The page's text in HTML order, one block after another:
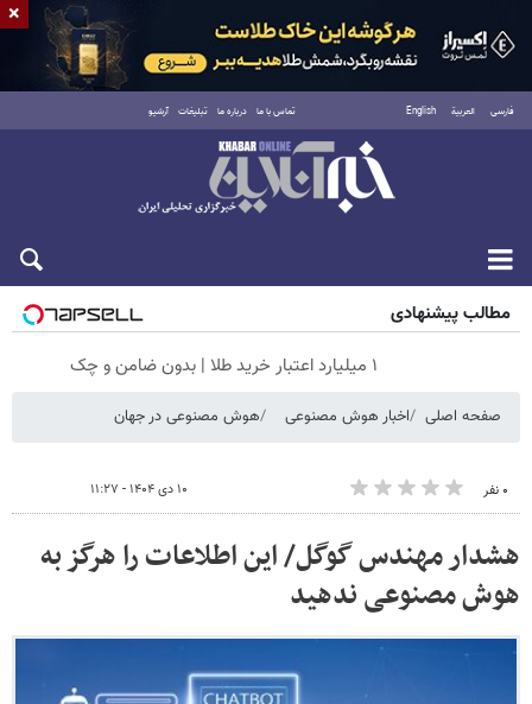
فارسی العربية English تماس با ما درباره ما تبلیغات آرشیو
شنبه ۱۷ مرداد ۱۴۰۵
مطالب پیشنهادی
۱ میلیارد اعتبار خرید طلا | بدون ضامن و چک
صفحه اصلی اخبار هوش مصنوعی هوش مصنوعی در جهان
۰ نفر ۱۰ دی ۱۴۰۴ - ۱۱:۲۷
هشدار مهندس گوگل/ این اطلاعات را هرگز به
هوش مصنوعی ندهید
×